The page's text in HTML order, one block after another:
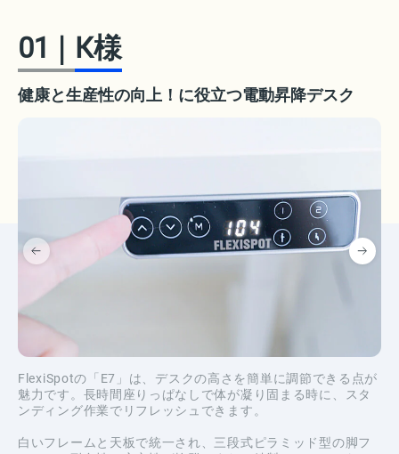
01 K様
健康と生産性の向上！に役立つ電動昇降デスク
FlexiSpotの「E7」は、デスクの高さを簡単に調節できる点が
魅力です。長時間座りっぱなしで体が凝り固まる時に、スタ
ンディング作業でリフレッシュできます。
白いフレームと天板で統一され、三段式ピラミッド型の脚フ